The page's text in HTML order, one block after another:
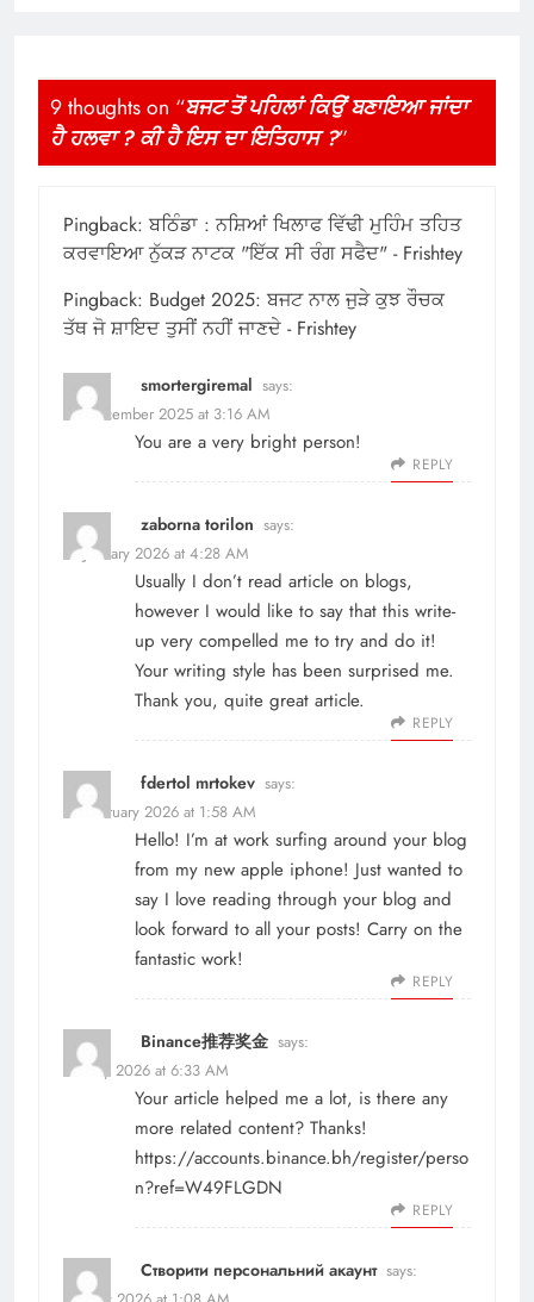
9 thoughts on “ਬਜਟ ਤੋਂ ਪਹਿਲਾਂ ਕਿਉਂ ਬਣਾਇਆ ਜਾਂਦਾ
ਹੈ ਹਲਵਾ ? ਕੀ ਹੈ ਇਸ ਦਾ ਇਤਿਹਾਸ ?”
Pingback: ਬਠਿੰਡਾ : ਨਸ਼ਿਆਂ ਖਿਲਾਫ ਵਿੱਢੀ ਮੁਹਿੰਮ ਤਹਿਤ
ਕਰਵਾਇਆ ਨੁੱਕੜ ਨਾਟਕ "ਇੱਕ ਸੀ ਰੰਗ ਸਫੈਦ" - Frishtey
Pingback: Budget 2025: ਬਜਟ ਨਾਲ ਜੁੜੇ ਕੁਝ ਰੌਚਕ
ਤੱਥ ਜੋ ਸ਼ਾਇਦ ਤੁਸੀਂ ਨਹੀਂ ਜਾਣਦੇ - Frishtey
smortergiremal says:
30 December 2025 at 3:16 AM
You are a very bright person!
REPLY
zaborna torilon says:
21 January 2026 at 4:28 AM
Usually I don’t read article on blogs,
however I would like to say that this write-
up very compelled me to try and do it!
Your writing style has been surprised me.
Thank you, quite great article.
REPLY
fdertol mrtokev says:
11 February 2026 at 1:58 AM
Hello! I’m at work surfing around your blog
from my new apple iphone! Just wanted to
say I love reading through your blog and
look forward to all your posts! Carry on the
fantastic work!
REPLY
Binance推荐奖金 says:
21 May 2026 at 6:33 AM
Your article helped me a lot, is there any
more related content? Thanks!
https://accounts.binance.bh/register/perso
n?ref=W49FLGDN
REPLY
Створити персональний акаунт says: